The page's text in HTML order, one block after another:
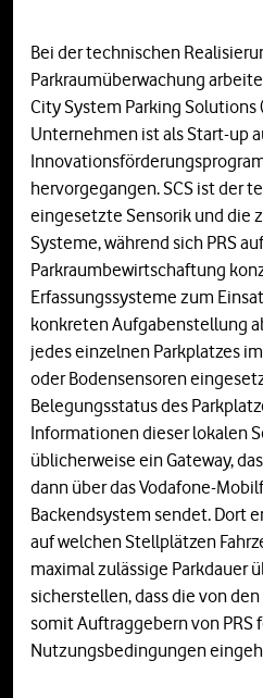
Bei der technischen
Parkraumüberwachung
City System Parking Solutions
Unternehmen ist als Start-up
hervorgegangen. SCS ist der
eingesetzte Sensorik und die
Systeme, während sich PRS
Parkraumbewirtschaftung
Erfassungssysteme zum
konkreten Aufgabenstellung
jedes einzelnen Parkplatzes
oder Bodensensoren
Belegungsstatus des
Informationen dieser lokalen
üblicherweise ein Gateway,
dann über das Vodafone-
Backendsystem sendet. Dort
auf welchen Stellplätzen
maximal zulässige Parkdauer
sicherstellen, dass die von
somit Auftraggebern von
Nutzungsbedingungen